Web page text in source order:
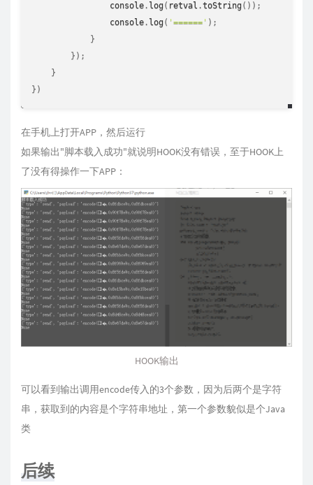
console. log( retval .toString( ) ) ;
console. log( '======' ) ;
}
} ) ;
}
} )
在手机上打开APP，然后运行
如果输出"脚本载入成功"就说明HOOK没有错误，至于HOOK上
了没有得操作一下APP：
HOOK输出
可以看到输出调用encode传入的3个参数，因为后两个是字符
串，获取到的内容是个字符串地址，第一个参数貌似是个Java
类
后续